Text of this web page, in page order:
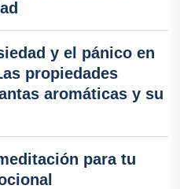
y el pánico en
propiedades
aromáticas y su
para tu